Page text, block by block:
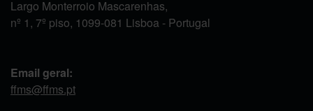
Largo Monterroio Mascarenhas,
nº 1, 7º piso, 1099-081 Lisboa - Portugal
Email geral:
ffms@ffms.pt